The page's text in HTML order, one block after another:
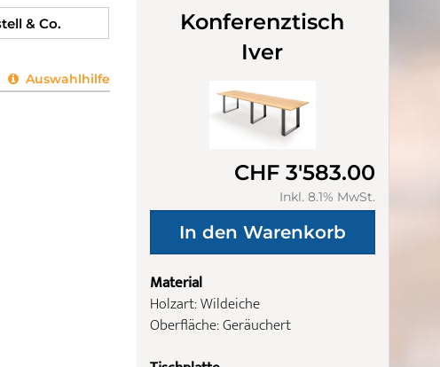
& Co.
Auswahlhilfe
Konferenztisch
Iver
CHF 3'583.00
Inkl. 8.1% MwSt.
Material
Holzart: Wildeiche
Oberfläche: Geräuchert